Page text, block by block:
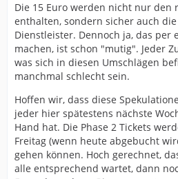
deutlich nach den Sitzplätzen
Dafür dass man es extra
Tochterfirma funktioniert das
schlecht.
Im Moment bin ich zwar noch
zugeben heute werde ich
einer Woche kommen Tickets
schon welche von den Stehplatz
seine noch nicht.
Ich kann ehrlich gesagt auch
Die 15 Euro werden nicht nur den
enthalten, sondern sicher auch
Dienstleister. Dennoch ja, das per
machen, ist schon "mutig". Jeder
was sich in diesen Umschlägen
manchmal schlecht sein.
Hoffen wir, dass diese
jeder hier spätestens nächste
Hand hat. Die Phase 2 Tickets
Freitag (wenn heute abgebucht
gehen können. Hoch gerechnet,
alle entsprechend wartet, dann